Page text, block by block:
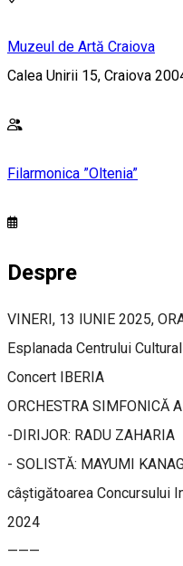
Muzeul de Artă Craiova
Calea Unirii 15, Craiova
Filarmonica ”Oltenia”
Despre
VINERI, 13 IUNIE 2025,
Esplanada Centrului
Concert IBERIA
ORCHESTRA SIMFONICĂ
-DIRIJOR: RADU ZAHARIA
- SOLISTĂ: MAYUMI
câștigătoarea Concursului
2024
———